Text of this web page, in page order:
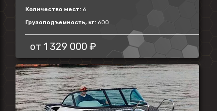
Количество мест: 6
Грузоподъемность, кг: 600
от 1 329 000 ₽